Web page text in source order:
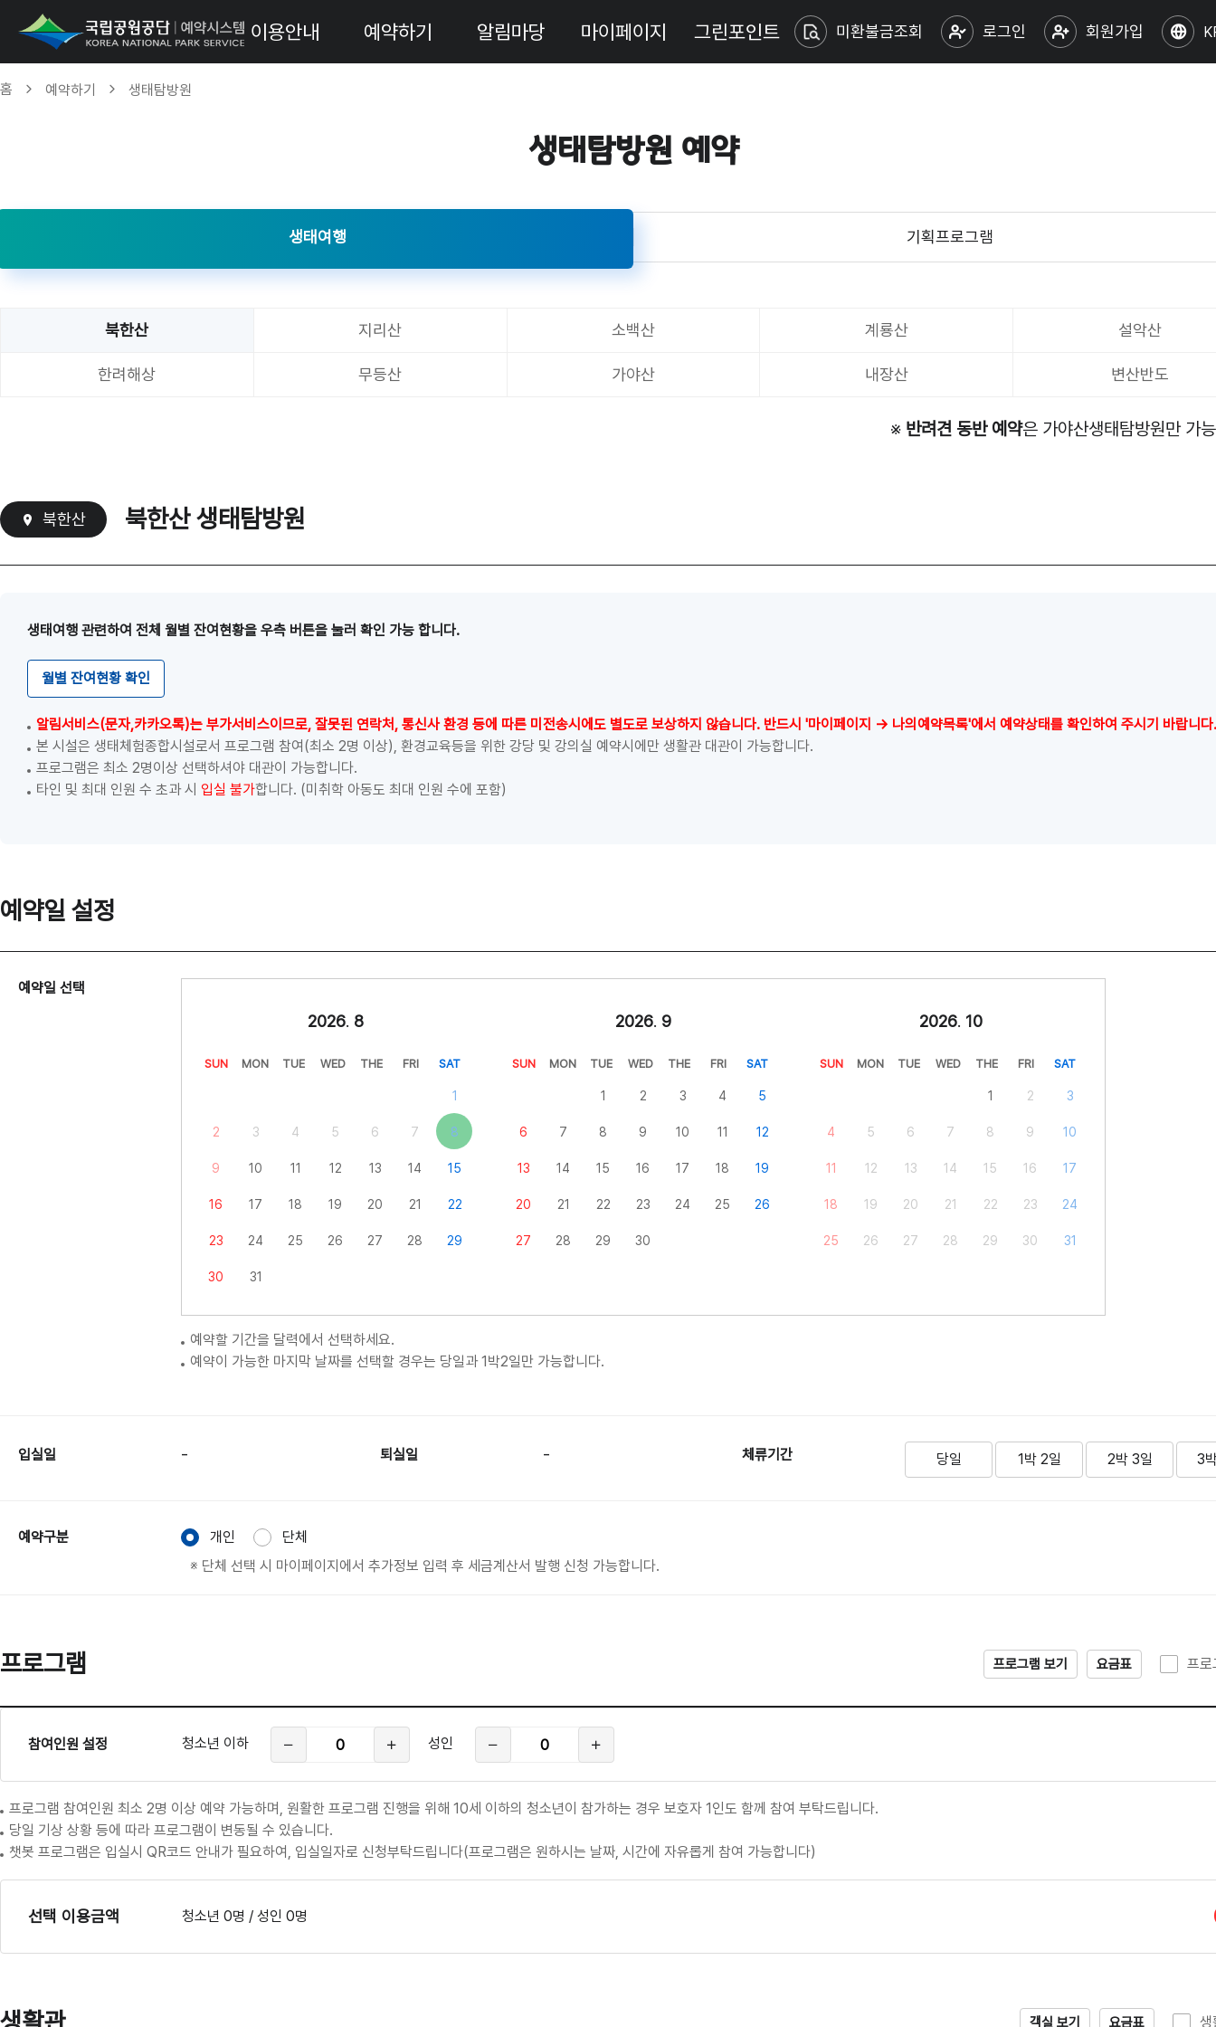
이용안내 예약하기 알림마당 마이페이지 그린포인트 미환불금조회 로그인 회원가입
홈 예약하기 생태탐방원
생태탐방원 예약
생태여행 기획프로그램
북한산 지리산 소백산 계룡산 설악산
한려해상 무등산 가야산 내장산 변산반도
※ 반려견 동반 예약은 가야산생태탐방원만 가
북한산 북한산 생태탐방원
생태여행 관련하여 전체 월별 잔여현황을 우측 버튼을 눌러 확인 가능 합니다.
월별 잔여현황 확인
알림서비스(문자,카카오톡)는 부가서비스이므로, 잘못된 연락처, 통신사 환경 등에 따른 미전송시에도 별도로 보상하지 않습니다. 반드시 '마이페이지 → 나의예약목록'에서 예약상태를 확인하여 주시기 바랍니다.
본 시설은 생태체험종합시설로서 프로그램 참여(최소 2명 이상), 환경교육등을 위한 강당 및 강의실 예약시에만 생활관 대관이 가능합니다.
프로그램은 최소 2명이상 선택하셔야 대관이 가능합니다.
타인 및 최대 인원 수 초과 시 입실 불가합니다. (미취학 아동도 최대 인원 수에 포함)
예약일 설정
예약일 선택
2026. 8
SUN MON TUE WED THE FRI SAT
1
2 3 4 5 6 7 8
9 10 11 12 13 14 15
16 17 18 19 20 21 22
23 24 25 26 27 28 29
30 31
2026. 9
SUN MON TUE WED THE FRI SAT
1 2 3 4 5
6 7 8 9 10 11 12
13 14 15 16 17 18 19
20 21 22 23 24 25 26
27 28 29 30
2026. 10
SUN MON TUE WED THE FRI SAT
1 2 3
4 5 6 7 8 9 10
11 12 13 14 15 16 17
18 19 20 21 22 23 24
25 26 27 28 29 30 31
예약할 기간을 달력에서 선택하세요.
예약이 가능한 마지막 날짜를 선택할 경우는 당일과 1박2일만 가능합니다.
입실일 - 퇴실일 - 체류기간 당일 1박 2일 2박 3일 3
예약구분 개인
단체
※ 단체 선택 시 마이페이지에서 추가정보 입력 후 세금계산서 발행 신청 가능합니다.
프로그램 프로그램 보기 요금표 프로
프
참여인원 설정 청소년 이하
청
소
년
참
여
인
원
성인
성
인
참
원
프로그램 참여인원 최소 2명 이상 예약 가능하며, 원활한 프로그램 진행을 위해 10세 이하의 청소년이 참가하는 경우 보호자 1인도 함께 참여 부탁드립니다.
당일 기상 상황 등에 따라 프로그램이 변동될 수 있습니다.
챗봇 프로그램은 입실시 QR코드 안내가 필요하여, 입실일자로 신청부탁드립니다(프로그램은 원하시는 날짜, 시간에 자유롭게 참여 가능합니다)
선택 이용금액 청소년 0명 / 성인 0명
객실 보기 요금표 생